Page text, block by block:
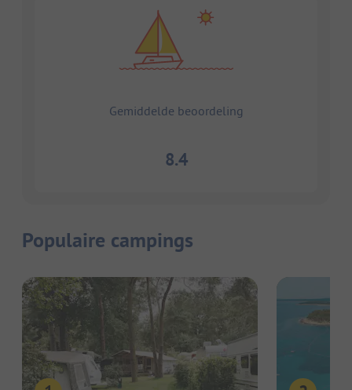
Gemiddelde beoordeling
8.4
Populaire campings